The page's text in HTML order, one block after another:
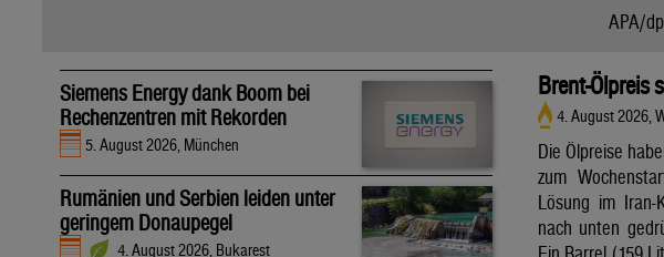
APA/
Siemens Energy dank Boom bei
Rechenzentren mit Rekorden
5. August 2026, München
Rumänien und Serbien leiden unter
geringem Donaupegel
4. August 2026, Bukarest
Brent-Ölpreis
4. August 2026,
Die Ölpreise
zum
Lösung im
nach unten